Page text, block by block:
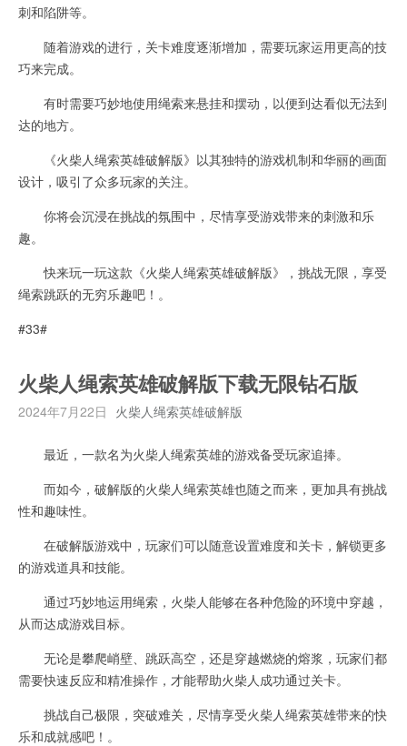
刺和陷阱等。
随着游戏的进行，关卡难度逐渐增加，需要玩家运用更高的技
巧来完成。
有时需要巧妙地使用绳索来悬挂和摆动，以便到达看似无法到
达的地方。
《火柴人绳索英雄破解版》以其独特的游戏机制和华丽的画面
设计，吸引了众多玩家的关注。
你将会沉浸在挑战的氛围中，尽情享受游戏带来的刺激和乐
趣。
快来玩一玩这款《火柴人绳索英雄破解版》，挑战无限，享受
绳索跳跃的无穷乐趣吧！。
#33#
火柴人绳索英雄破解版下载无限钻石版
2024年7月22日 火柴人绳索英雄破解版
最近，一款名为火柴人绳索英雄的游戏备受玩家追捧。
而如今，破解版的火柴人绳索英雄也随之而来，更加具有挑战
性和趣味性。
在破解版游戏中，玩家们可以随意设置难度和关卡，解锁更多
的游戏道具和技能。
通过巧妙地运用绳索，火柴人能够在各种危险的环境中穿越，
从而达成游戏目标。
无论是攀爬峭壁、跳跃高空，还是穿越燃烧的熔浆，玩家们都
需要快速反应和精准操作，才能帮助火柴人成功通过关卡。
挑战自己极限，突破难关，尽情享受火柴人绳索英雄带来的快
乐和成就感吧！。